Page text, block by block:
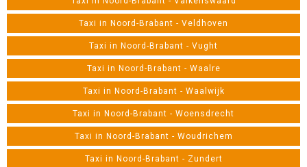
Taxi in Noord-Brabant - Veldhoven
Taxi in Noord-Brabant - Vught
Taxi in Noord-Brabant - Waalre
Taxi in Noord-Brabant - Waalwijk
Taxi in Noord-Brabant - Woensdrecht
Taxi in Noord-Brabant - Woudrichem
Taxi in Noord-Brabant - Zundert